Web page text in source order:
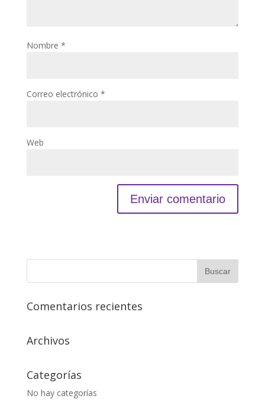
Nombre *
Correo electrónico *
Web
Comentarios recientes
Archivos
Categorías
No hay categorías